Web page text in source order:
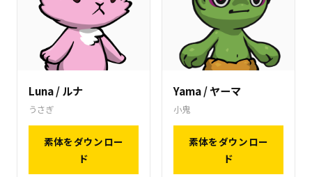
Luna / ルナ
うさぎ
素体をダウンロー
ド
Yama / ヤーマ
小鬼
素体をダウンロー
ド